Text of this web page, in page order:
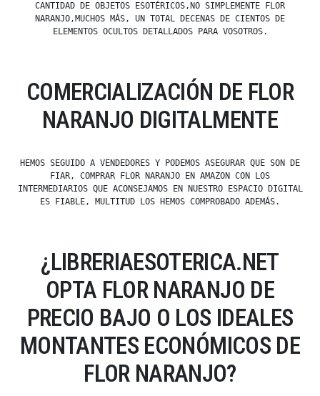
CANTIDAD DE OBJETOS ESOTÉRICOS,NO SIMPLEMENTE FLOR
NARANJO,MUCHOS MÁS, UN TOTAL DECENAS DE CIENTOS DE
ELEMENTOS OCULTOS DETALLADOS PARA VOSOTROS.
COMERCIALIZACIÓN DE FLOR
NARANJO DIGITALMENTE
HEMOS SEGUIDO A VENDEDORES Y PODEMOS ASEGURAR QUE SON DE
FIAR, COMPRAR FLOR NARANJO EN AMAZON CON LOS
INTERMEDIARIOS QUE ACONSEJAMOS EN NUESTRO ESPACIO DIGITAL
ES FIABLE, MULTITUD LOS HEMOS COMPROBADO ADEMÁS.
¿LIBRERIAESOTERICA.NET
OPTA FLOR NARANJO DE
PRECIO BAJO O LOS IDEALES
MONTANTES ECONÓMICOS DE
FLOR NARANJO?